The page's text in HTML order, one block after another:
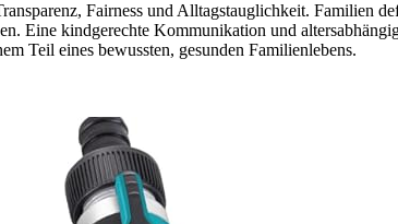
Fairness und Alltagstauglichkeit. Familien
Eine kindgerechte Kommunikation und
Teil eines bewussten, gesunden Familienlebens.